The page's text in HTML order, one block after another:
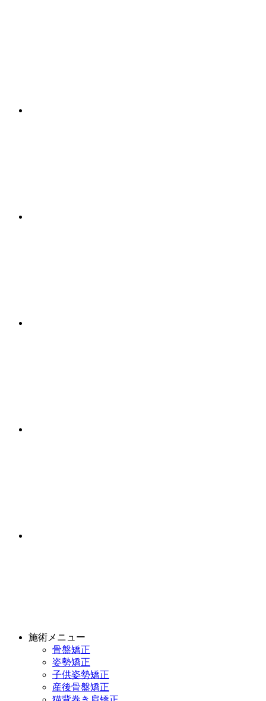
施術メニュー
骨盤矯正
姿勢矯正
子供姿勢矯正
産後骨盤矯正